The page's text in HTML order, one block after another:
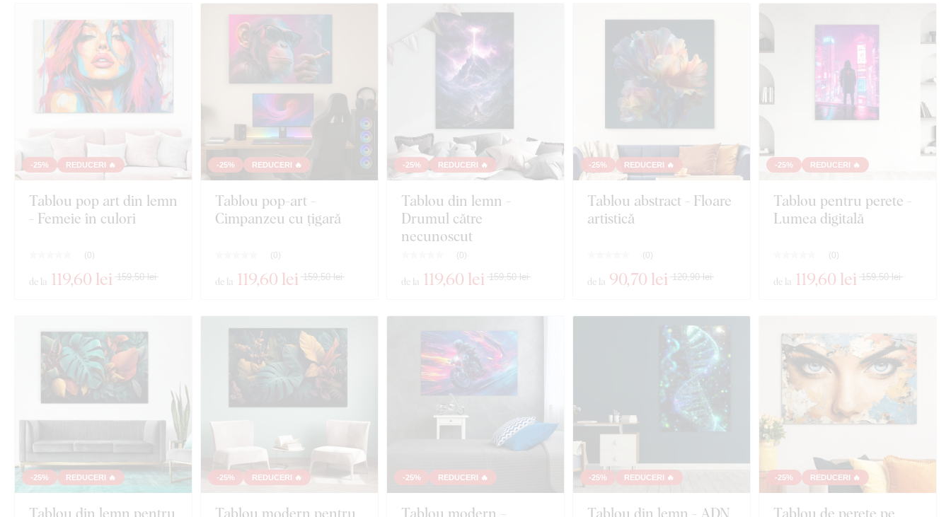
-25% REDUCERI 🔥
Tablou pop art din lemn
- Femeie în culori
( 0)
de la 119,60 lei 159,50 lei
-25% REDUCERI 🔥
Tablou pop-art -
Cimpanzeu cu țigară
( 0)
de la 119,60 lei 159,50 lei
-25% REDUCERI 🔥
Tablou din lemn -
Drumul către
necunoscut
( 0)
de la 119,60 lei 159,50 lei
-25% REDUCERI 🔥
Tablou abstract - Floare
artistică
( 0)
de la 90,70 lei 120,90 lei
-25% REDUCERI 🔥
Tablou pentru perete -
Lumea digitală
( 0)
de la 119,60 lei 159,50 lei
-25% REDUCERI 🔥
Tablou din lemn pentru
-25% REDUCERI 🔥
Tablou modern pentru
-25% REDUCERI 🔥
Tablou modern –
-25% REDUCERI 🔥
Tablou din lemn - ADN
-25% REDUCERI 🔥
Tablou de perete pe